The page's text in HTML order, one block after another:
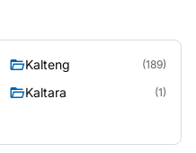
Kalteng (189)
Kaltara (1)